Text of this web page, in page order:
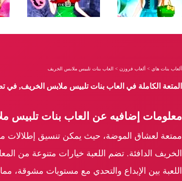
ألعاب بنات هاي > ألعاب فروزن > العاب بنات تلبيس ملابس الخريف
المتعة الكاملة في العاب بنات تلبيس ملابس الخريف,
معلومات إضافيه عن العاب بنات تلبيس
ممتعة لعشاق الموضة، حيث يمكن تنسيق
الخريف الدافئة. تضم اللعبة خيارات متنوعة من
اللعبة بين الإبداع والتحدي مع مستويات مشوقة،